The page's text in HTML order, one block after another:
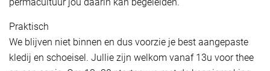
Praktisch
We blijven niet binnen en dus voorzie je best aangepaste
kledij en schoeisel. Jullie zijn welkom vanaf 13u voor thee